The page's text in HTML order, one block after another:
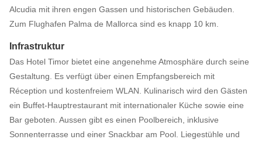
Alcudia mit ihren engen Gassen und historischen Gebäuden.
Zum Flughafen Palma de Mallorca sind es knapp 10 km.
Infrastruktur
Das Hotel Timor bietet eine angenehme Atmosphäre durch seine
Gestaltung. Es verfügt über einen Empfangsbereich mit
Réception und kostenfreiem WLAN. Kulinarisch wird den Gästen
ein Buffet-Hauptrestaurant mit internationaler Küche sowie eine
Bar geboten. Aussen gibt es einen Poolbereich, inklusive
Sonnenterrasse und einer Snackbar am Pool. Liegestühle und